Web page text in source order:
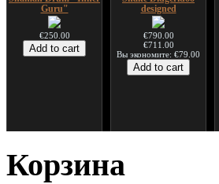
Guru"
€250.00
designed
€790.00
€711.00
Вы экономите: €79.00
€75.00
Корзина